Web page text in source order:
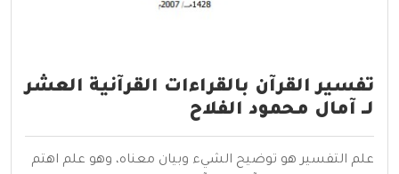
تفسير القرآن بالقراءات القرآنية العشر
لــ آمال محمود الفلاح
علم التفسير هو توضيح الشيء وبيان معناه، وهو علم اهتم